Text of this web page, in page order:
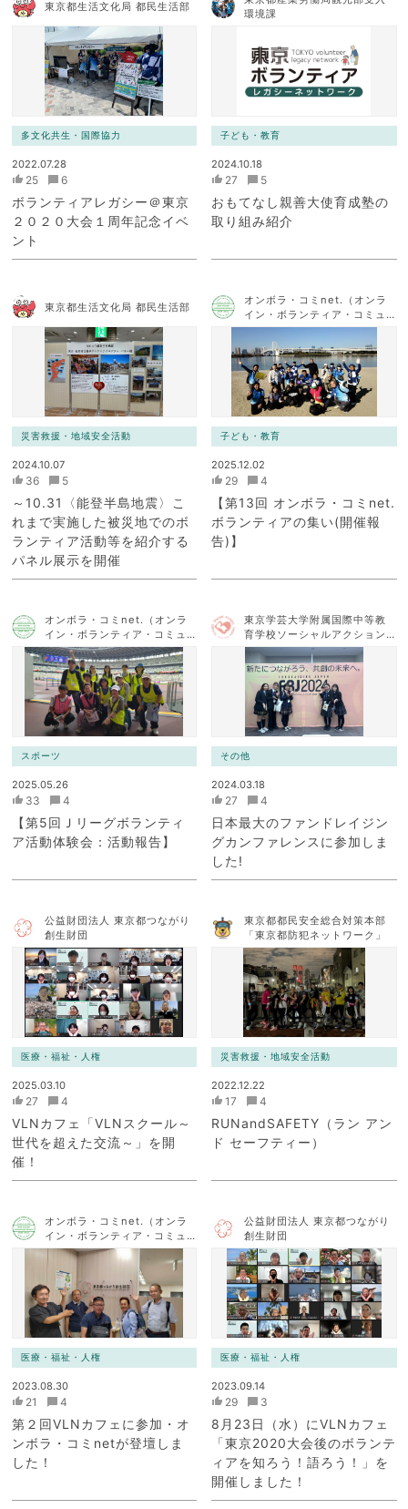
東京都生活文化局 都民生活部
多文化共生・国際協力
2022.07.28
25 6
ボランティアレガシー＠東京
２０２０大会１周年記念イベ
ント
環境課
子ども・教育
2024.10.18
27 5
おもてなし親善大使育成塾の
取り組み紹介
東京都生活文化局 都民生活部
災害救援・地域安全活動
2024.10.07
36 5
～10.31〈能登半島地震〉こ
れまで実施した被災地でのボ
ランティア活動等を紹介する
パネル展示を開催
オンボラ・コミnet.（オンラ
イン・ボランティア・コミュ
ニケーション・ネットワー
子ども・教育
2025.12.02
29 4
【第13回 オンボラ・コミnet.
ボランティアの集い(開催報
告)】
オンボラ・コミnet.（オンラ
イン・ボランティア・コミュ
ニケーション・ネットワー
ク）
スポーツ
2025.05.26
33 4
【第5回Ｊリーグボランティ
ア活動体験会：活動報告】
東京学芸大学附属国際中等教
育学校ソーシャルアクション
チーム
その他
2024.03.18
27 4
日本最大のファンドレイジン
グカンファレンスに参加しま
した!
公益財団法人 東京都つながり
創生財団
医療・福祉・人権
2025.03.10
27 4
VLNカフェ「VLNスクール～
世代を超えた交流～」を開
催！
東京都都民安全総合対策本部
「東京都防犯ネットワーク」
災害救援・地域安全活動
2022.12.22
17 4
RUNandSAFETY（ラン アン
ド セーフティー）
オンボラ・コミnet.（オンラ
イン・ボランティア・コミュ
ニケーション・ネットワー
ク）
医療・福祉・人権
2023.08.30
21 4
第２回VLNカフェに参加・オ
ンボラ・コミnetが登壇しま
した！
公益財団法人 東京都つながり
創生財団
医療・福祉・人権
2023.09.14
29 3
8月23日（水）にVLNカフェ
「東京2020大会後のボランテ
ィアを知ろう！語ろう！」を
開催しました！